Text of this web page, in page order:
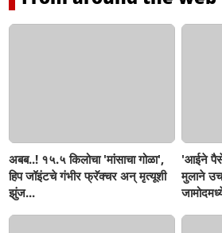
अबब..! १५.५ किलोचा 'मांसाचा गोळा',
हिप जॉइंटचे गंभीर फ्रॅक्चर अन् मृत्यूशी
झुंज...
'आईने पैसे
मुलाने